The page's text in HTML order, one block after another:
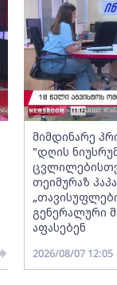
მიმდინარე
"დღის
თეიმურაზ
გენერალური
აფასებენ
2026/08/07 12:05